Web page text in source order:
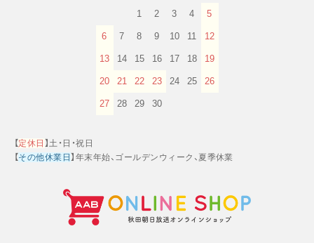
1 2 3 4 5
6 7 8 9 10 11 12
13 14 15 16 17 18 19
20 21 22 23 24 25 26
27 28 29 30
【定休日 】土・日・祝日
【その他休業日 】年末年始、ゴールデンウィーク、夏季休業